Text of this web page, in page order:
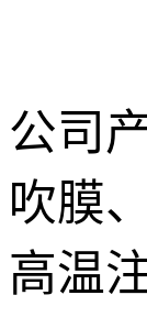
公司
吹膜
高温